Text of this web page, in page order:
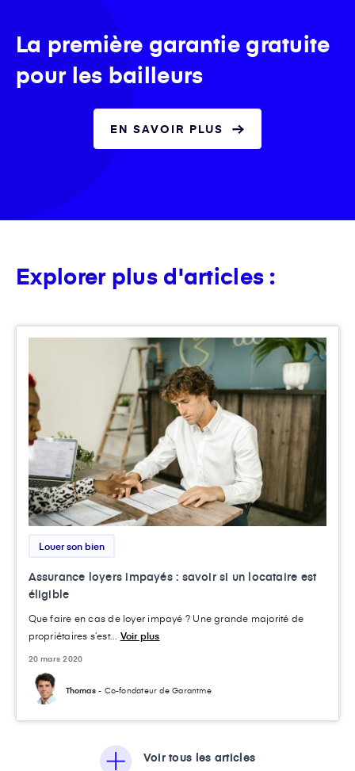
La première garantie gratuite
pour les bailleurs
EN SAVOIR PLUS
Explorer plus d'articles :
Louer son bien
Assurance loyers impayés : savoir si un locataire est
éligible
Que faire en cas de loyer impayé ? Une grande majorité de
propriétaires s’est... Voir plus
20 mars 2020
Thomas- Co-fondateur de Garantme
Voir tous les articles